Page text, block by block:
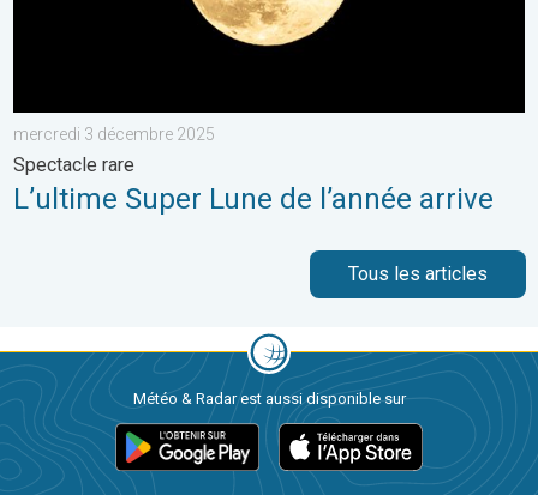
mercredi 3 décembre 2025
Spectacle rare
L’ultime Super Lune de l’année arrive
Tous les articles
Météo & Radar est aussi disponible sur